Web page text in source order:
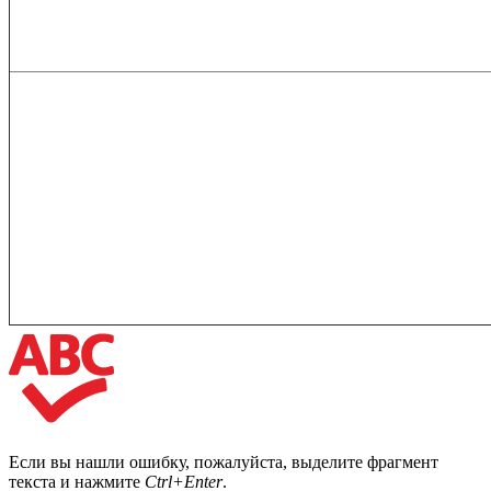
Если вы нашли ошибку, пожалуйста, выделите фрагмент
текста и нажмите Ctrl+Enter.